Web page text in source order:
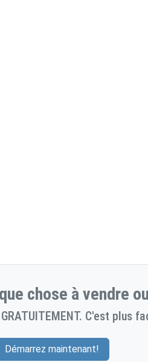
chose à vendre
C'est plus
Démarrez maintenant!